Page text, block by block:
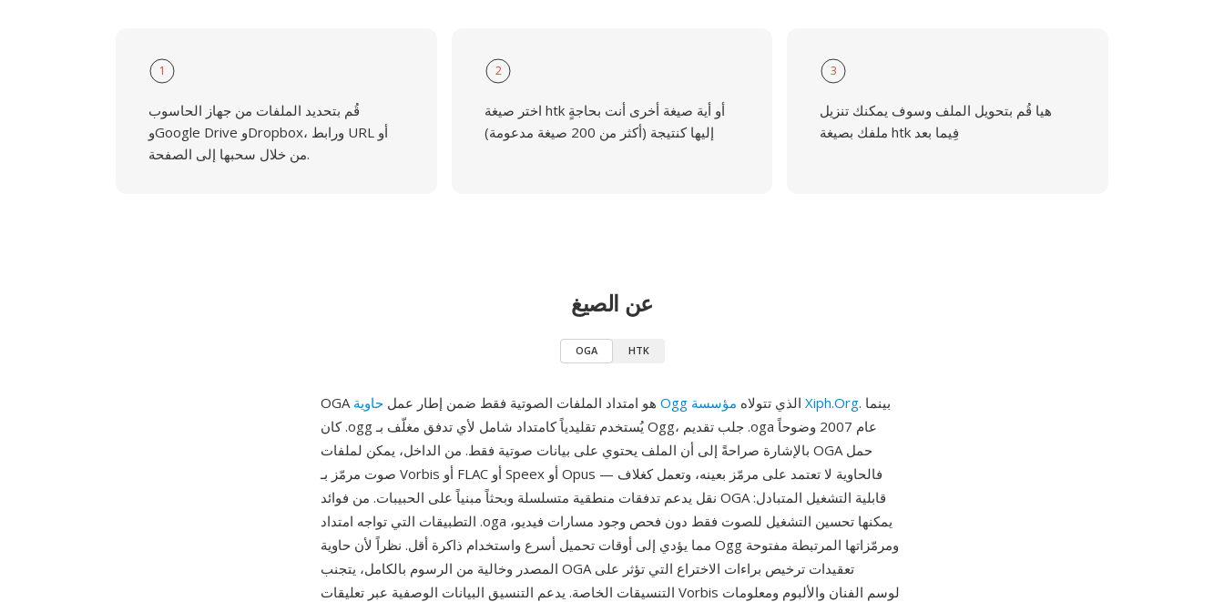
1
قُم بتحديد الملفات من جهاز الحاسوب
وGoogle Drive وDropbox، ورابط URL أو
من خلال سحبها إلى الصفحة.
2
اختر صيغة htk أو أية صيغة أخرى أنت بحاجةٍ
إليها كنتيجة (أكثر من 200 صيغة مدعومة)
3
هيا قُم بتحويل الملف وسوف يمكنك تنزيل
ملفك بصيغة htk فِيما بعد
عن الصيغ
OGA HTK
OGA هو امتداد الملفات الصوتية فقط ضمن إطار عمل حاوية Ogg الذي تتولاه مؤسسة Xiph.Org. بينما
كان .ogg يُستخدم تقليدياً كامتداد شامل لأي تدفق مغلّف بـ Ogg، جلب تقديم .oga عام 2007 وضوحاً
بالإشارة صراحةً إلى أن الملف يحتوي على بيانات صوتية فقط. من الداخل، يمكن لملفات OGA حمل
صوت مرمّز بـ Vorbis أو FLAC أو Speex أو Opus — فالحاوية لا تعتمد على مرمّز بعينه، وتعمل كغلاف
نقل يدعم تدفقات منطقية متسلسلة وبحثاً مبنياً على الحبيبات. من فوائد OGA قابلية التشغيل المتبادل:
التطبيقات التي تواجه امتداد .oga يمكنها تحسين التشغيل للصوت فقط دون فحص وجود مسارات فيديو،
مما يؤدي إلى أوقات تحميل أسرع واستخدام ذاكرة أقل. نظراً لأن حاوية Ogg ومرمّزاتها المرتبطة مفتوحة
المصدر وخالية من الرسوم بالكامل، يتجنب OGA تعقيدات ترخيص براءات الاختراع التي تؤثر على
التنسيقات الخاصة. يدعم التنسيق البيانات الوصفية عبر تعليقات Vorbis لوسم الفنان والألبوم ومعلومات